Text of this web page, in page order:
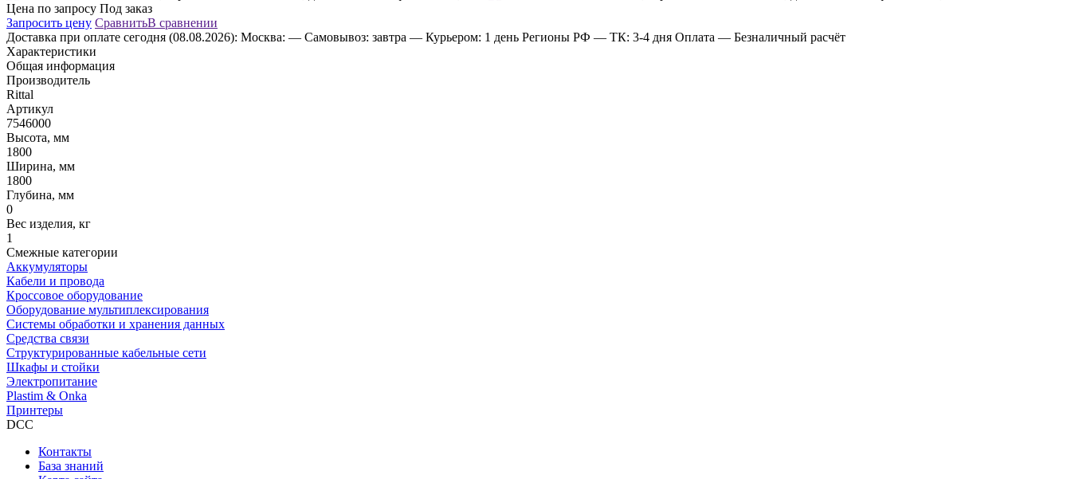
Цена по запросу Под заказ
Запросить цену СравнитьВ сравнении
Доставка при оплате сегодня (08.08.2026): Москва: — Самовывоз: завтра — Курьером: 1 день Регионы РФ — ТК: 3-4 дня Оплата — Безналичный расчёт
Характеристики
Общая информация
Производитель
Rittal
Артикул
7546000
Высота, мм
1800
Ширина, мм
1800
Глубина, мм
0
Вес изделия, кг
1
Смежные категории
Аккумуляторы
Кабели и провода
Кроссовое оборудование
Оборудование мультиплексирования
Системы обработки и хранения данных
Средства связи
Структурированные кабельные сети
Шкафы и стойки
Электропитание
Plastim & Onka
Принтеры
DCC
Контакты
База знаний